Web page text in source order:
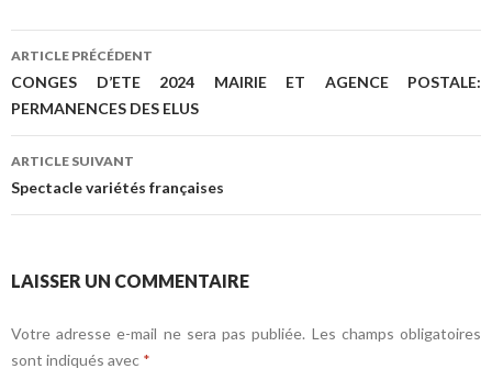
Navigation
des
articles
ARTICLE PRÉCÉDENT
CONGES D’ETE 2024 MAIRIE ET AGENCE POSTALE:
PERMANENCES DES ELUS
ARTICLE SUIVANT
Spectacle variétés françaises
LAISSER UN COMMENTAIRE
Votre adresse e-mail ne sera pas publiée. Les champs obligatoires
sont indiqués avec *